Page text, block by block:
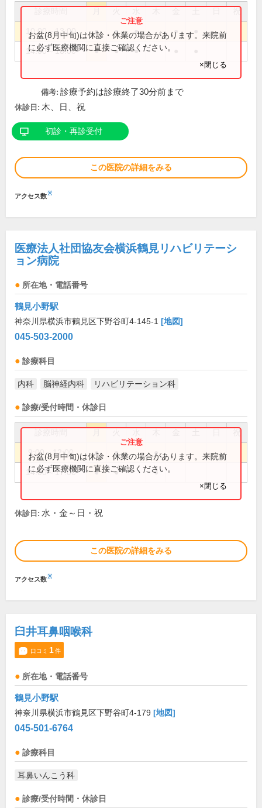
祝
10:00～13:00 ● ● ● ●
14:00～18:00 ● ● ●
お盆(8月中旬)は休診・休業の場合があります。来院前
に必ず医療機関に直接ご確認ください。
×閉じる
備考: 診療予約は診療終了30分前まで
休診日: 木、日、祝
初診・再診受付
この医院の詳細をみる
アクセス数※
医療法人社団協友会横浜鶴見リハビリテーシ
ョン病院
所在地・電話番号
鶴見小野駅
神奈川県横浜市鶴見区下野谷町4-145-1 [地図]
045-503-2000
診療科目
内科 脳神経内科 リハビリテーション科
診療/受付時間・休診日
祝
9:00～12:00 ● ● ●
14:00～17:00 ● ● ●
お盆(8月中旬)は休診・休業の場合があります。来院前
に必ず医療機関に直接ご確認ください。
×閉じる
休診日: 水・金～日・祝
この医院の詳細をみる
アクセス数※
臼井耳鼻咽喉科
口コミ 1件
所在地・電話番号
鶴見小野駅
神奈川県横浜市鶴見区下野谷町4-179 [地図]
045-501-6764
診療科目
耳鼻いんこう科
診療/受付時間・休診日